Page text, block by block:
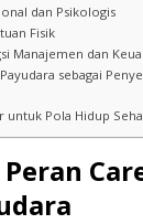
dan Psikologis
Fisik
Manajemen dan
sebagai
untuk Pola Hidup